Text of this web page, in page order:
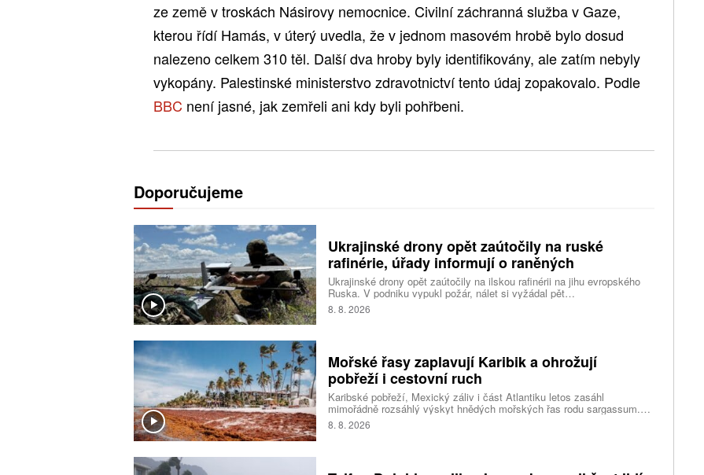
ze země v troskách Násirovy nemocnice. Civilní záchranná služba v Gaze,
kterou řídí Hamás, v úterý uvedla, že v jednom masovém hrobě bylo dosud
nalezeno celkem 310 těl. Další dva hroby byly identifikovány, ale zatím nebyly
vykopány. Palestinské ministerstvo zdravotnictví tento údaj zopakovalo. Podle
BBC není jasné, jak zemřeli ani kdy byli pohřbeni.
Doporučujeme
Ukrajinské drony opět zaútočily na ruské
rafinérie, úřady informují o raněných
Ukrajinské drony opět zaútočily na ilskou rafinérii na jihu evropského
Ruska. V podniku vypukl požár, nálet si vyžádal pět
raněných, informoval krizový štáb Krasnodarského kraje. Další dva lidi
zranil dron v Zadonsku na Donu, oznámil gubernátor Lipecké oblasti
8. 8. 2026
Mořské řasy zaplavují Karibik a ohrožují
pobřeží i cestovní ruch
Karibské pobřeží, Mexický záliv i část Atlantiku letos zasáhl
mimořádně rozsáhlý výskyt hnědých mořských řas rodu sargassum.
Na plážích se hromadí miliony tun biomasy, která po vyplavení rychle
zahnívá, zhoršuje kvalitu vody, omezuje život mořských organismů a
8. 8. 2026